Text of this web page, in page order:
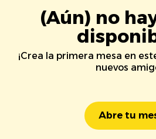
(Aún) no
¡Crea la primera mesa en
nuevos
Abre tu